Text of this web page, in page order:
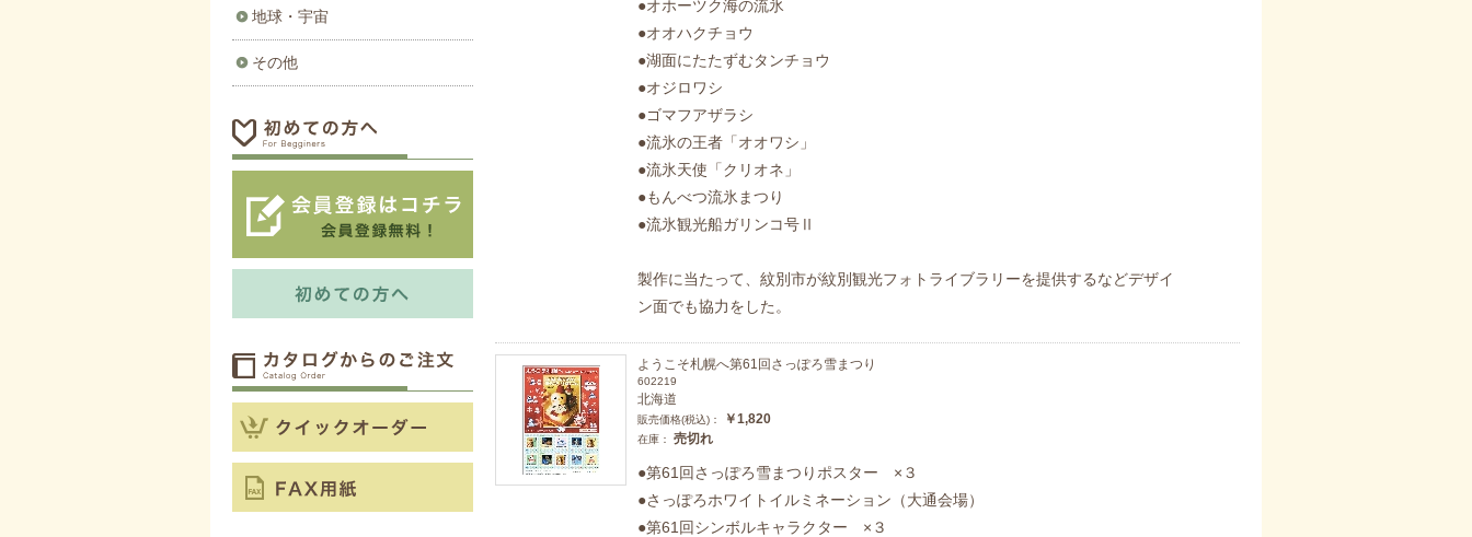
●オホーツク海の流氷
●オオハクチョウ
●湖面にたたずむタンチョウ
●オジロワシ
●ゴマフアザラシ
●流氷の王者「オオワシ」
●流氷天使「クリオネ」
●もんべつ流氷まつり
●流氷観光船ガリンコ号Ⅱ
製作に当たって、紋別市が紋別観光フォトライブラリーを提供するなどデザイ
ン面でも協力をした。
ようこそ札幌へ第61回さっぽろ雪まつり
602219
北海道
販売価格(税込)： ￥1,820
在庫： 売切れ
●第61回さっぽろ雪まつりポスター ×３
●さっぽろホワイトイルミネーション（大通会場）
●第61回シンボルキャラクター ×３
地球・宇宙
その他